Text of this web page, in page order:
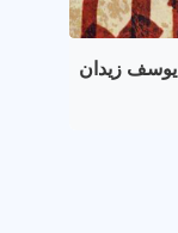
يوسف زيدان